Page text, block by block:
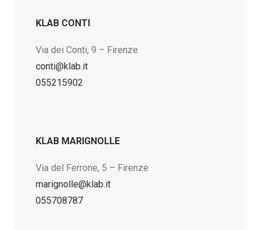
KLAB CONTI
Via dei Conti, 9 – Firenze
conti@klab.it
055215902
KLAB MARIGNOLLE
Via del Ferrone, 5 – Firenze
marignolle@klab.it
055708787